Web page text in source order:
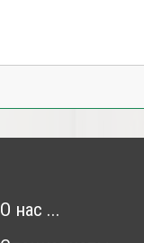
О нас ...